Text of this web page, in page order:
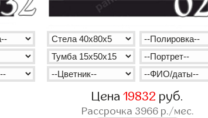
Цена19832 руб.
Рассрочка 3966р./мес.